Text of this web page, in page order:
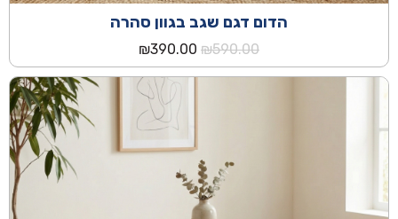
הדום דגם שגב בגוון סהרה
₪590.00
המחיר
המקורי
היה:
₪590.00.
₪390.00
הנוכחי
הוא: